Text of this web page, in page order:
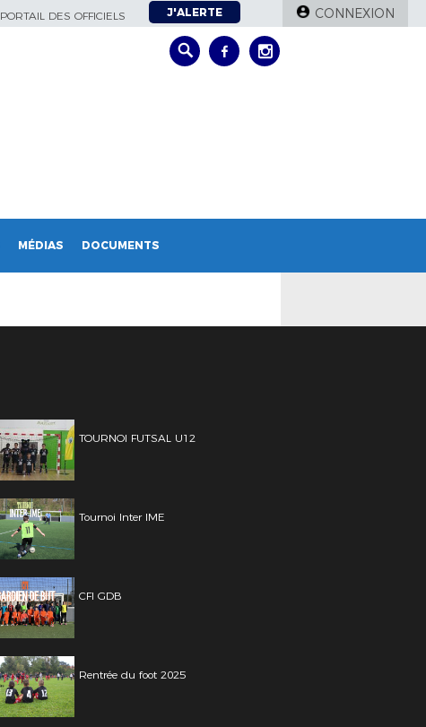
PORTAIL DES OFFICIELS J'ALERTE CONNEXION
MÉDIAS DOCUMENTS
TOURNOI FUTSAL U12
Tournoi Inter IME
CFI GDB
Rentrée du foot 2025